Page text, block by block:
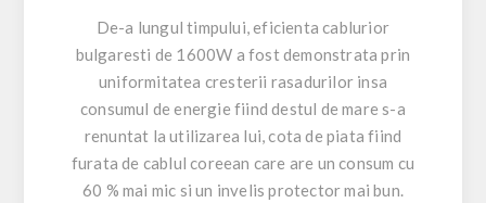
De-a lungul timpului, eficienta cablurior
bulgaresti de 1600W a fost demonstrata prin
uniformitatea cresterii rasadurilor insa
consumul de energie fiind destul de mare s-a
renuntat la utilizarea lui, cota de piata fiind
furata de cablul coreean care are un consum cu
60 % mai mic si un invelis protector mai bun.